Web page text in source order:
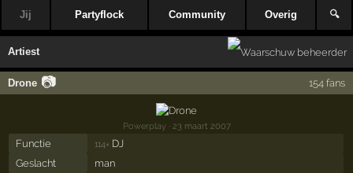
Jij Partyflock Community Overig 🔍
Artiest
Drone 📷 154 fans
Powerplay· 23 maart 2007
Functie 114× DJ
Geslacht
man